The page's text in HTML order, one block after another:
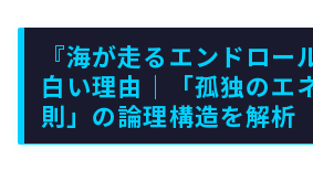
『海が走るエンドロー
白い理由｜「孤独のエ
則」の論理構造を解析